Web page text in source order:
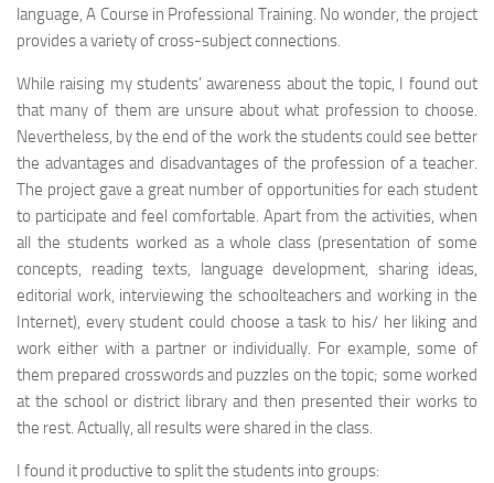
language, A Course in Professional Training. No wonder, the project
provides a variety of cross-subject connections.
While raising my students’ awareness about the topic, I found out
that many of them are unsure about what profession to choose.
Nevertheless, by the end of the work the students could see better
the advantages and disadvantages of the profession of a teacher.
The project gave a great number of opportunities for each student
to participate and feel comfortable. Apart from the activities, when
all the students worked as a whole class (presentation of some
concepts, reading texts, language development, sharing ideas,
editorial work, interviewing the schoolteachers and working in the
Internet), every student could choose a task to his/ her liking and
work either with a partner or individu­ally. For example, some of
them prepared crosswords and puzzles on the topic; some worked
at the school or district library and then presented their works to
the rest. Actually, all results were shared in the class.
I found it productive to split the students into groups: